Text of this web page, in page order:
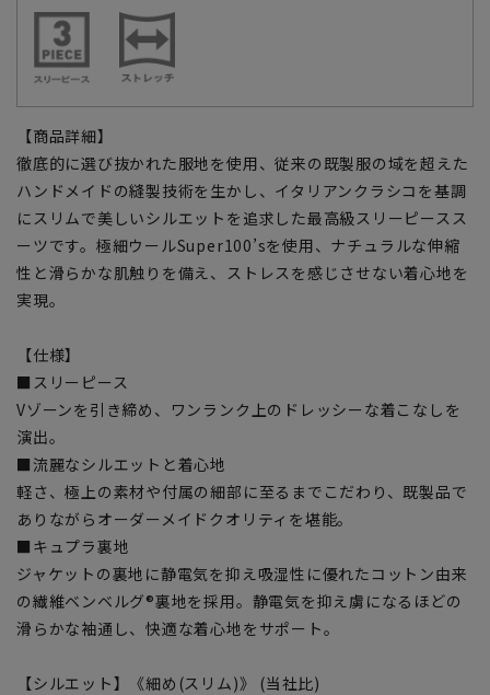
【商品詳細】
徹底的に選び抜かれた服地を使用、従来の既製服の域を超えた
ハンドメイドの縫製技術を生かし、イタリアンクラシコを基調
にスリムで美しいシルエットを追求した最高級スリーピースス
ーツです。極細ウールSuper100’sを使用、ナチュラルな伸縮
性と滑らかな肌触りを備え、ストレスを感じさせない着心地を
実現。
【仕様】
■スリーピース
Vゾーンを引き締め、ワンランク上のドレッシーな着こなしを
演出。
■流麗なシルエットと着心地
軽さ、極上の素材や付属の細部に至るまでこだわり、既製品で
ありながらオーダーメイドクオリティを堪能。
■キュプラ裏地
ジャケットの裏地に静電気を抑え吸湿性に優れたコットン由来
の繊維ベンベルグ®裏地を採用。静電気を抑え虜になるほどの
滑らかな袖通し、快適な着心地をサポート。
【シルエット】《細め(スリム)》 (当社比)